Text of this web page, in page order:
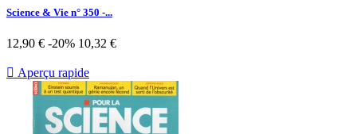
Science & Vie n° 350 -...
Prix
base
12,90 € -20% Prix
10,32 €
 Aperçu rapide